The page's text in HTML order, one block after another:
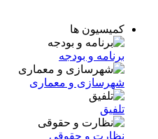
کمیسیون ها
برنامه و بودجه
شهرسازی و معماری
تلفیق
نظارت و حقوقی